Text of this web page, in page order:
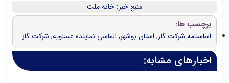
منبع خبر: خانه ملت
برچسب ها:
اساسنامه شرکت گاز, استان بوشهر, الماسی نماینده عسلویه, شرکت گاز
اخبارهای مشابه: